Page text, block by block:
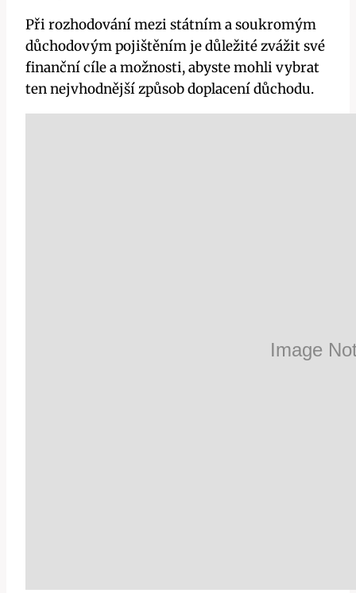
Při rozhodování mezi státním a soukromým
důchodovým pojištěním je důležité zvážit své
finanční cíle a možnosti, abyste mohli vybrat
ten nejvhodnější způsob doplacení důchodu.